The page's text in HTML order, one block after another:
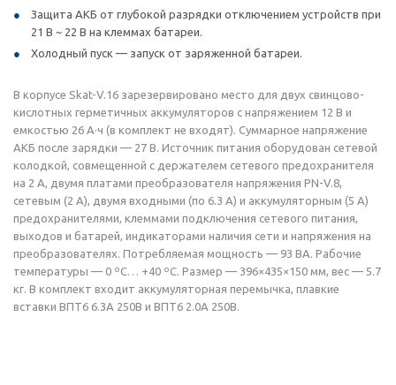
Защита АКБ от глубокой разрядки отключением устройств при
21 В ~ 22 В на клеммах батареи.
Холодный пуск — запуск от заряженной батареи.
В корпусе Skat-V.16 зарезервировано место для двух свинцово-
кислотных герметичных аккумуляторов с напряжением 12 В и
емкостью 26 А·ч (в комплект не входят). Суммарное напряжение
АКБ после зарядки — 27 В. Источник питания оборудован сетевой
колодкой, совмещенной с держателем сетевого предохранителя
на 2 А, двумя платами преобразователя напряжения PN-V.8,
сетевым (2 А), двумя входными (по 6.3 А) и аккумуляторным (5 А)
предохранителями, клеммами подключения сетевого питания,
выходов и батарей, индикаторами наличия сети и напряжения на
преобразователях. Потребляемая мощность — 93 ВА. Рабочие
температуры — 0 ºС… +40 ºС. Размер — 396×435×150 мм, вес — 5.7
кг. В комплект входит аккумуляторная перемычка, плавкие
вставки ВПТ6 6.3А 250В и ВПТ6 2.0А 250В.